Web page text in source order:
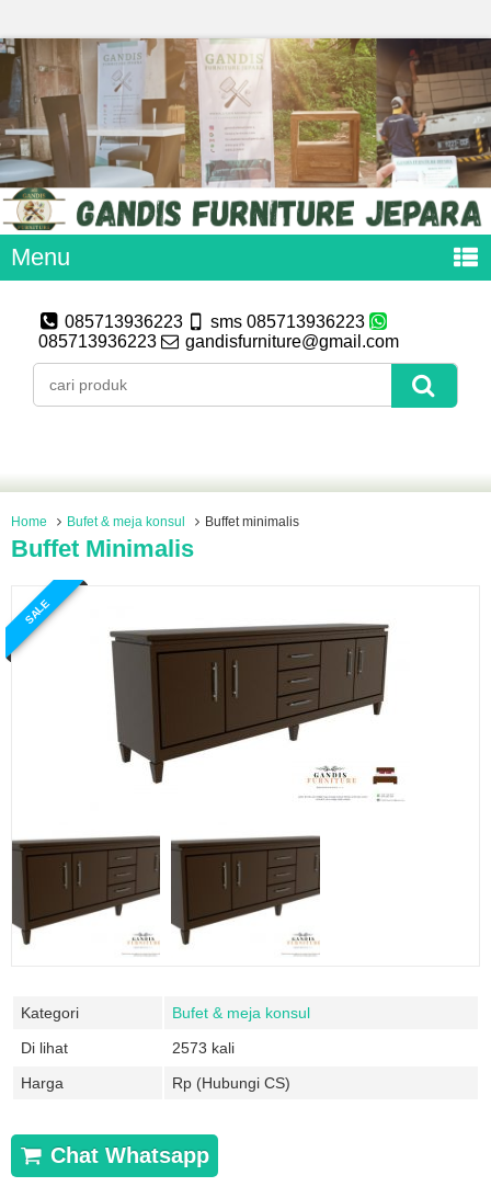
Menu
085713936223
sms 085713936223
085713936223
gandisfurniture@gmail.com
Home Bufet & meja konsul Buffet minimalis
Buffet Minimalis
SALE
Kategori
Bufet & meja konsul
Di lihat
2573 kali
Harga
Rp (Hubungi CS)
Chat Whatsapp